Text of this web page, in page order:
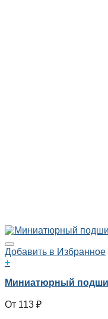
Добавить в Избранное
+
Миниатюрный
113 ₽